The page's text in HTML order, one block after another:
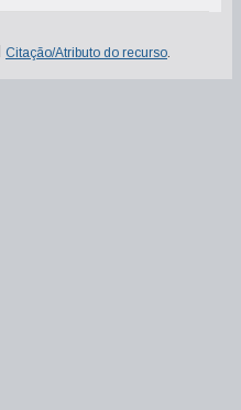
Citação/Atributo do recurso.